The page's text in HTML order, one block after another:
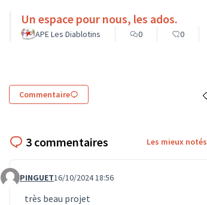
Un espace pour nous, les ados.
APE Les Diablotins 0 0
Commentaire
3 commentaires Les mieux notés
Commentaire 685
PINGUET16/10/2024 18:56
très beau projet